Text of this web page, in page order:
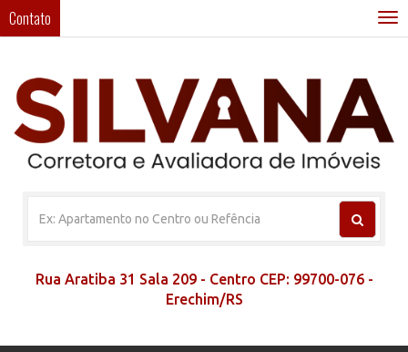
Contato
Rua Aratiba 31 Sala 209 - Centro CEP: 99700-076 -
Erechim/RS